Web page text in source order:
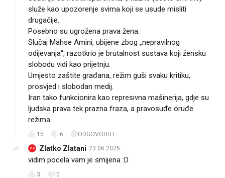
služe kao upozorenje svima koji se usude misliti
drugačije.
Posebno su ugrožena prava žena.
Slučaj Mahse Amini, ubijene zbog „nepravilnog
odijevanja“, razotkrio je brutalnost sustava koji žensku
slobodu vidi kao prijetnju.
Umjesto zaštite građana, režim guši svaku kritiku,
prosvjed i slobodan medij.
Iran tako funkcionira kao represivna mašinerija, gdje su
ljudska prava tek prazna fraza, a pravosuđe oruđe
režima.
15 6 ODGOVORITE
ZZ Zlatko Zlatani 23.06.2025.
vidim pocela vam je smijena :D
3 0